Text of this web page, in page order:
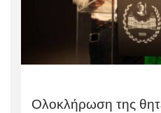
Ολοκλήρωση της